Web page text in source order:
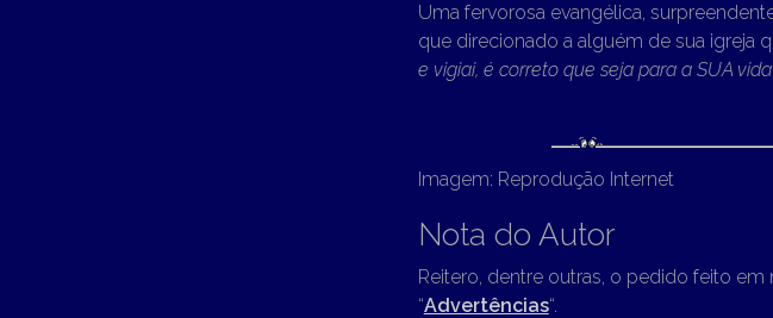
Uma fervorosa evangélica,
que direcionado a alguém de sua igreja
e vigiai, é correto que seja para a SUA
Imagem: Reprodução Internet
Nota do Autor
Reitero, dentre outras, o pedido feito
“Advertências“.